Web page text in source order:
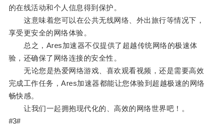
的在线活动和个人信息得到保护。
这意味着您可以在公共无线网络、外出旅行等情况下，
享受更安全的网络体验。
总之，Ares加速器不仅提供了超越传统网络的极速体
验，还确保了网络连接的安全性。
无论您是热爱网络游戏、喜欢观看视频，还是需要高效
完成工作任务，Ares加速器都能让您体验到超越极速的网络
畅快感。
让我们一起拥抱现代化的、高效的网络世界吧！。
#3#